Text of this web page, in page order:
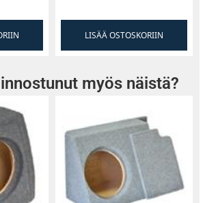
LISÄÄ OSTOSKORIIN
myös näistä?